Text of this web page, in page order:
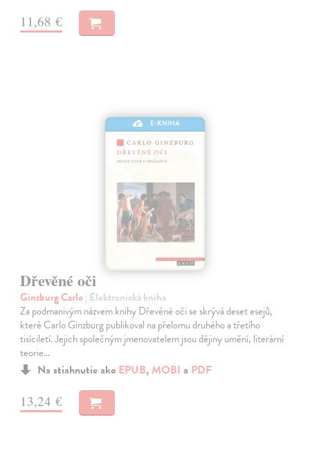
11,68 €
E-KNIHA
Dřevěné oči
Ginzburg Carlo| Elektronická kniha
Za podmanivým názvem knihy Dřevěné oči se skrývá deset esejů,
které Carlo Ginzburg publikoval na přelomu druhého a třetího
tisíciletí. Jejich společným jmenovatelem jsou dějiny umění, literární
teorie…
Na stiahnutie ako EPUB, MOBI a PDF
13,24 €